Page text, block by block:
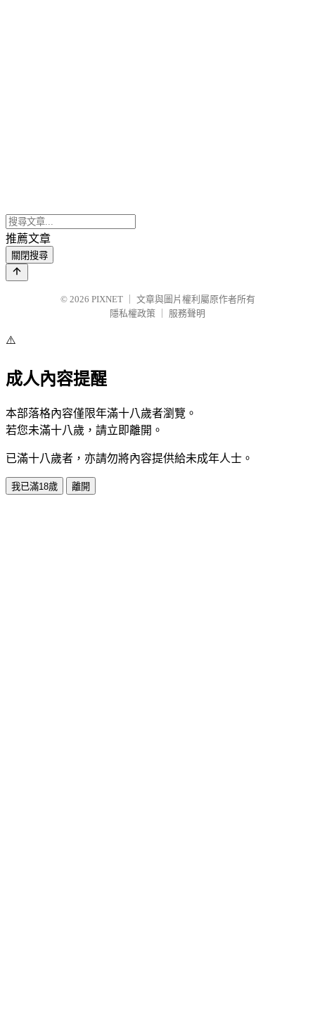
推薦文章
關閉搜尋
© 2026 PIXNET
文章與圖片權利屬原作者所有
隱私權政策
服務聲明
⚠️
成人內容提醒
本部落格內容僅限年滿十八歲者瀏覽。
若您未滿十八歲，請立即離開。
已滿十八歲者，亦請勿將內容提供給未成年人士。
我已滿18歲 離開